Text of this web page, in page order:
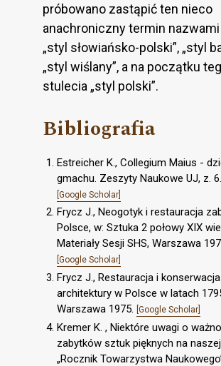
próbowano zastąpić ten nieco
anachroniczny termin
„styl słowiańsko-polski”, „styl
„styl wiślany”, a na początku
stulecia „styl polski”.
Bibliografia
Estreicher K., Collegium Maius -
gmachu. Zeszyty Naukowe UJ, z. 6.
[Google Scholar]
Frycz J., Neogotyk i restauracja
Polsce, w: Sztuka 2 połowy XIX
Materiały Sesji SHS, Warszawa
[Google Scholar]
Frycz J., Restauracja i
architektury w Polsce w latach
Warszawa 1975. [Google Scholar]
Kremer K. , Niektóre uwagi o
zabytków sztuk pięknych na
„Rocznik Towarzystwa